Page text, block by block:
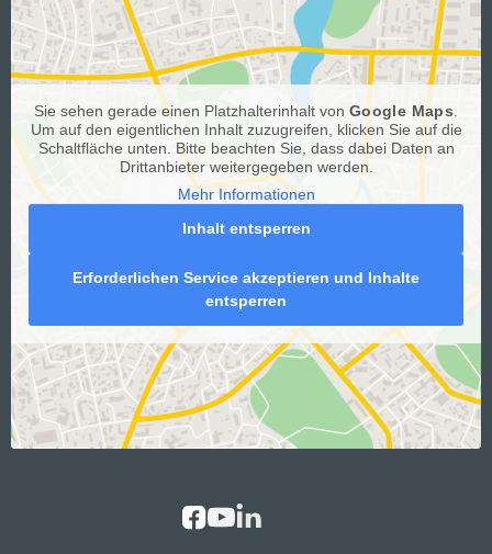
Sie sehen gerade einen Platzhalterinhalt von Google Maps
Um auf den eigentlichen Inhalt zuzugreifen, klicken Sie auf die
Schaltfläche unten. Bitte beachten Sie, dass dabei Daten an
Drittanbieter weitergegeben werden.
Mehr Informationen
Inhalt entsperren
Erforderlichen Service akzeptieren und Inhalte
entsperren